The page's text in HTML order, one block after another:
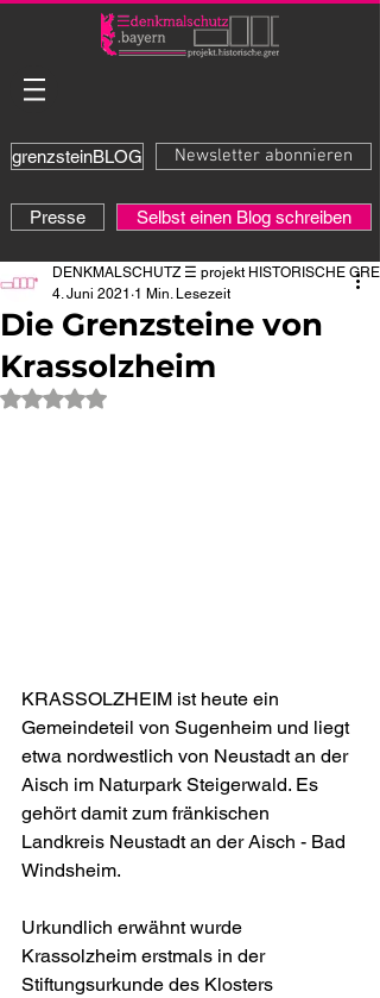
grenzsteinBLOG
Presse
Newsletter abonnieren
Selbst einen Blog schreiben
Die Grenzsteine von
Krassolzheim
DENKMALSCHUTZ ☰ projekt HISTORISCHE
4. Juni 2021 1 Min. Lesezeit
Mit NaN von 5 Sternen bewertet.
KRASSOLZHEIM ist heute ein
Gemeindeteil von Sugenheim und liegt
etwa nordwestlich von Neustadt an der
Aisch im Naturpark Steigerwald. Es
gehört damit zum fränkischen
Landkreis Neustadt an der Aisch - Bad
Windsheim.
Urkundlich erwähnt wurde
Krassolzheim erstmals in der
Stiftungsurkunde des Klosters